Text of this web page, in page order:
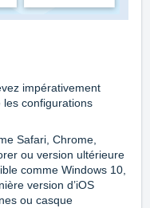
impérativement
configurations
Safari, Chrome,
ou version ultérieure
comme Windows 10,
version d’iOS
ou casque